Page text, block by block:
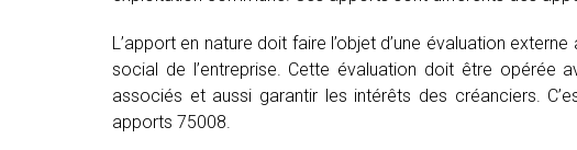
L’apport en nature doit faire l’objet d’une évaluation
social de l’entreprise. Cette évaluation doit être opérée
associés et aussi garantir les intérêts des créanciers.
apports 75008.